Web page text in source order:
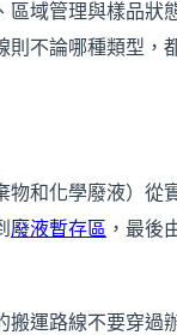
區域管理與樣品狀
則不論哪種類型，
物和化學廢液）從
廢液暫存區 ，最後
搬運路線不要穿過